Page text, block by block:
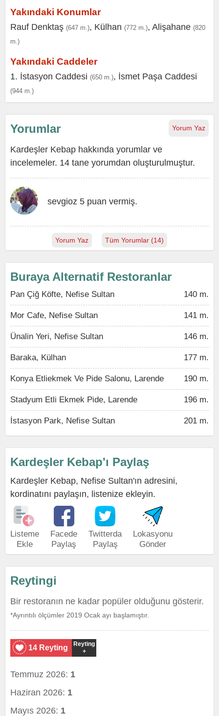
Yakındaki Konumlar
Rauf Denktaş (647 m.), Külhan (772 m.), Alişahane (820
m.)
Yakındaki Caddeler
1. İstasyon Caddesi (650 m.), İsmet Paşa Caddesi
(944 m.)
Yorum Yaz
Yorumlar
Kardeşler Kebap hakkında yorumlar ve
incelemeler. 14 tane yorumdan oluşturulmuştur.
sevgioz 5 puan vermiş.
Yorum Yaz Tüm Yorumlar (14)
Buraya Alternatif Restoranlar
Pan Çiğ Köfte, Nefise Sultan 140 m.
Mor Cafe, Nefise Sultan 141 m.
Ünalin Yeri, Nefise Sultan 146 m.
Baraka, Külhan 177 m.
Konya Etliekmek Ve Pide Salonu, Larende 190 m.
Stadyum Etli Ekmek Pide, Larende 196 m.
İstasyon Park, Nefise Sultan 201 m.
Kardeşler Kebap'ı Paylaş
Kardeşler Kebap, Nefise Sultan'ın adresini,
kordinatını paylaşın, listenize ekleyin.
Listeme
Ekle
Facede
Paylaş
Twitterda
Paylaş
Lokasyonu
Gönder
Reytingi
Bir restoranın ne kadar popüler olduğunu gösterir.
*Ayrıntılı ölçümler 2019 Ocak ayı başlamıştır.
14 Reyting
Reyting
+
Temmuz 2026: 1
Haziran 2026: 1
Mayıs 2026: 1